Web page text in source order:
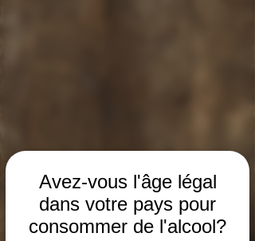
Avez-vous l'âge légal
dans votre pays pour
consommer de l'alcool?